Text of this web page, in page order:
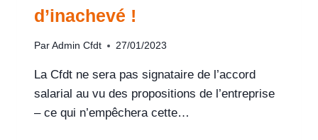
d’inachevé !
Par Admin Cfdt 27/01/2023
La Cfdt ne sera pas signataire de l’accord
salarial au vu des propositions de l’entreprise
– ce qui n’empêchera cette…